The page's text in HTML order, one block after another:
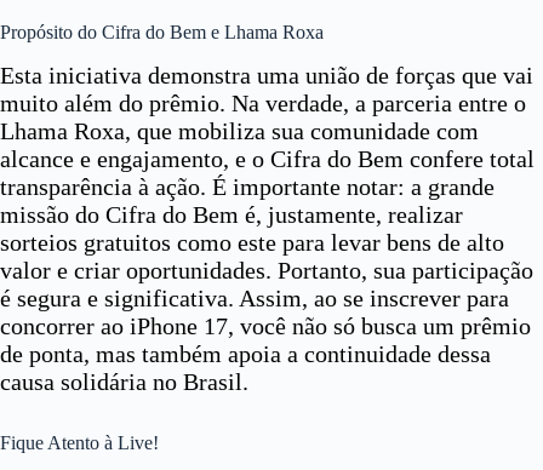
Propósito do Cifra do Bem e Lhama Roxa
Esta iniciativa demonstra uma união de forças que vai
muito além do prêmio. Na verdade, a parceria entre o
Lhama Roxa, que mobiliza sua comunidade com
alcance e engajamento, e o Cifra do Bem confere total
transparência à ação. É importante notar: a grande
missão do Cifra do Bem é, justamente, realizar
sorteios gratuitos como este para levar bens de alto
valor e criar oportunidades. Portanto, sua participação
é segura e significativa. Assim, ao se inscrever para
concorrer ao iPhone 17, você não só busca um prêmio
de ponta, mas também apoia a continuidade dessa
causa solidária no Brasil.
Fique Atento à Live!